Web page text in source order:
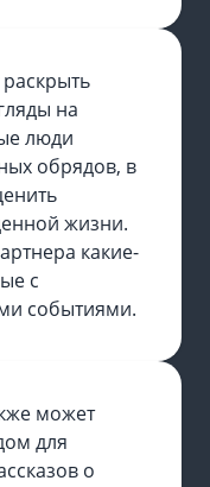
на
люди
обрядов, в
жизни.
какие-
с
событиями.
может
для
о